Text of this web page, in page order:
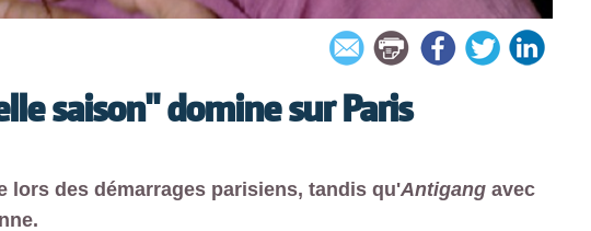
saison" domine sur Paris
lors des démarrages parisiens, tandis qu'Antigang avec